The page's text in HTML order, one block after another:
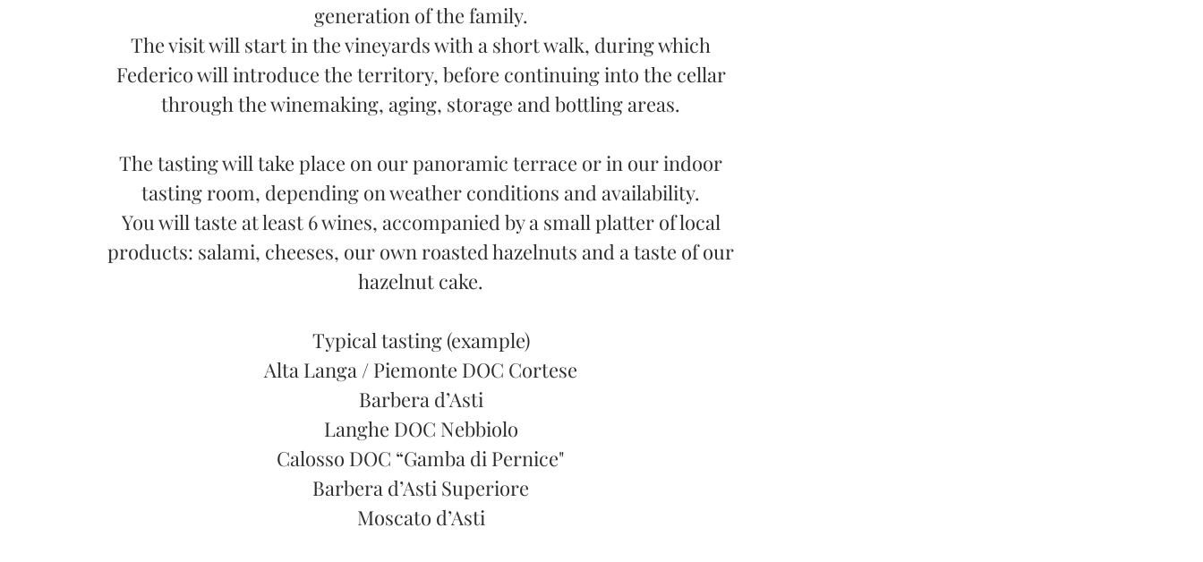
generation of the family.
The visit will start in the vineyards with a short walk, during which
Federico will introduce the territory, before continuing into the cellar
through the winemaking, aging, storage and bottling areas.
The tasting will take place on our panoramic terrace or in our indoor
tasting room, depending on weather conditions and availability.
You will taste at least 6 wines, accompanied by a small platter of local
products: salami, cheeses, our own roasted hazelnuts and a taste of our
hazelnut cake.
Typical tasting (example)
Alta Langa / Piemonte DOC Cortese
Barbera d’Asti
Langhe DOC Nebbiolo
Calosso DOC “Gamba di Pernice"
Barbera d’Asti Superiore
Moscato d’Asti